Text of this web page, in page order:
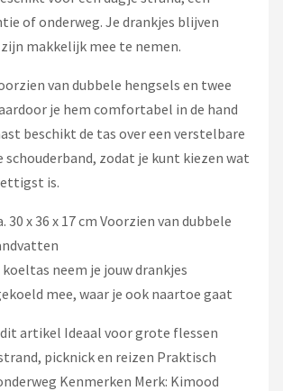
of onderweg. Je drankjes blijven
makkelijk mee te nemen.
van dubbele hengsels en twee
je hem comfortabel in de hand
beschikt de tas over een verstelbare
schouderband, zodat je kunt kiezen wat
is.
30 x 36 x 17 cm Voorzien van dubbele
neem je jouw drankjes
mee, waar je ook naartoe gaat
artikel Ideaal voor grote flessen
picknick en reizen Praktisch
Kenmerken Merk: Kimood